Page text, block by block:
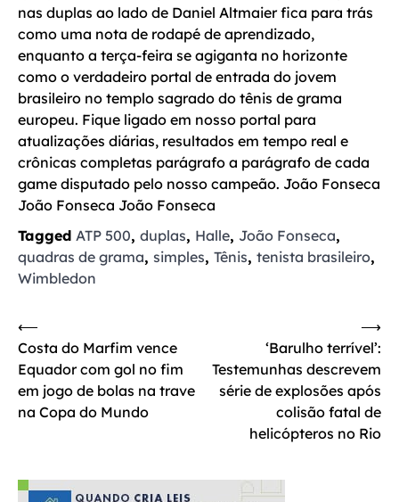
nas duplas ao lado de Daniel Altmaier fica para trás
como uma nota de rodapé de aprendizado,
enquanto a terça-feira se agiganta no horizonte
como o verdadeiro portal de entrada do jovem
brasileiro no templo sagrado do tênis de grama
europeu. Fique ligado em nosso portal para
atualizações diárias, resultados em tempo real e
crônicas completas parágrafo a parágrafo de cada
game disputado pelo nosso campeão. João Fonseca
João Fonseca João Fonseca
Tagged ATP 500, duplas, Halle, João Fonseca,
quadras de grama, simples, Tênis, tenista brasileiro,
Wimbledon
Navegação
de
Post
⟵
Costa do Marfim vence
Equador com gol no fim
em jogo de bolas na trave
na Copa do Mundo
‘Barulho terrível’:
Testemunhas descrevem
série de explosões após
colisão fatal de
helicópteros no Rio
⟶